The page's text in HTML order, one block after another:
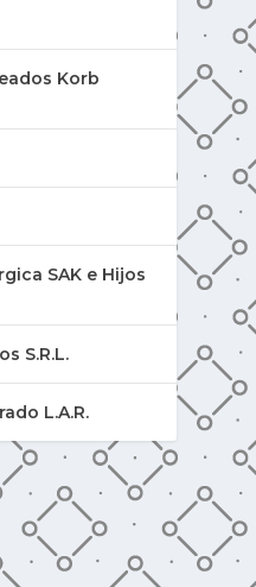
Korb
SAK e Hijos
S.R.L.
L.A.R.